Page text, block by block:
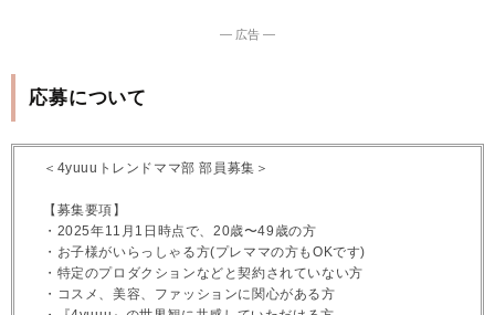
― 広告 ―
応募について
＜4yuuuトレンドママ部 部員募集＞
【募集要項】
・2025年11月1日時点で、20歳〜49歳の方
・お子様がいらっしゃる方(プレママの方もOKです)
・特定のプロダクションなどと契約されていない方
・コスメ、美容、ファッションに関心がある方